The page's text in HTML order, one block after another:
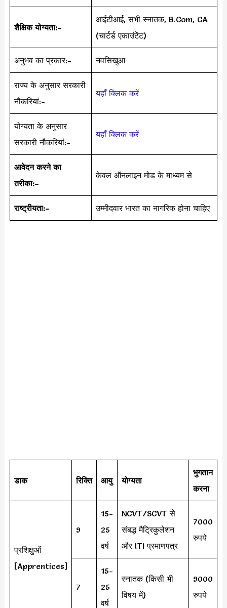
शैक्षिक योग्यता:-
आईटीआई, सभी स्नातक, B.Com, CA
(चार्टर्ड एकाउंटेंट)
अनुभव का प्रकार:- नवसिखुआ
राज्य के अनुसार सरकारी
नौकरियां:-
यहाँ क्लिक करें
योग्यता के अनुसार
सरकारी नौकरियां:-
यहाँ क्लिक करें
आवेदन करने का
तरीका:–
केवल ऑनलाइन मोड के माध्यम से
राष्ट्रीयता:- उम्मीदवार भारत का नागरिक होना चाहिए
डाक रिक्ति आयु योग्यता
भुगतान
करना
प्रशिक्षुओं
[Apprentices]
9
15-
25
वर्ष
NCVT/SCVT से
संबद्ध मैट्रिकुलेशन
और ITI प्रमाणपत्र
7000
रुपये
7
15-
25
वर्ष
स्नातक (किसी भी
विषय में)
9000
रुपये